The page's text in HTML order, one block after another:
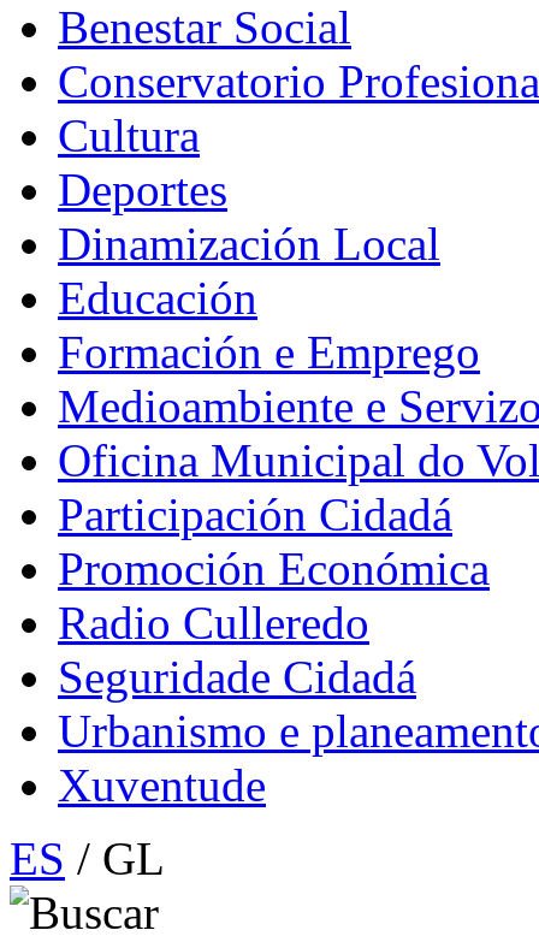
Benestar Social
Conservatorio
Cultura
Deportes
Dinamización Local
Educación
Formación e Emprego
Medioambiente e
Oficina Municipal do
Participación Cidadá
Promoción Económica
Radio Culleredo
Seguridade Cidadá
Urbanismo e
Xuventude
ES / GL